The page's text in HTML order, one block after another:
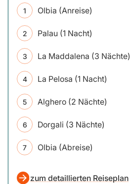
Olbia (Anreise)
Palau (1 Nacht)
La Maddalena (3 Nächte)
La Pelosa (1 Nacht)
Alghero (2 Nächte)
Dorgali (3 Nächte)
Olbia (Abreise)
zum detaillierten Reiseplan